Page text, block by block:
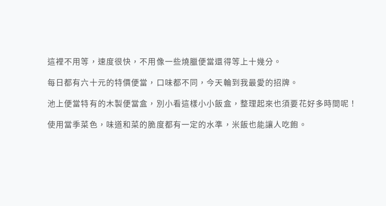
這裡不用等，速度很快，不用像一些燒臘便當還得等上十幾分。
每日都有六十元的特價便當，口味都不同，今天輪到我最愛的招牌。
池上便當特有的木製便當盒，別小看這樣小小飯盒，整理起來也須要花好多時間呢！
使用當季菜色，味道和菜的脆度都有一定的水準，米飯也能讓人吃飽。